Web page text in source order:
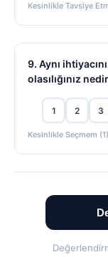
Kesinlikle Tavsiye
9. Aynı
olasılığınız
1 2 3
Kesinlikle Seçmem (1)